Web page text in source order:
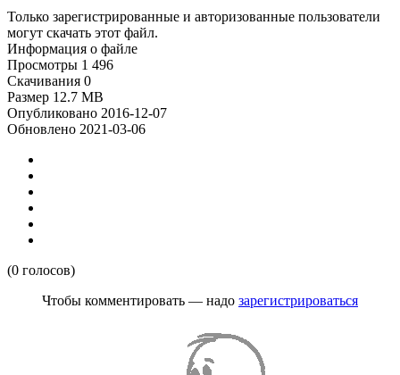
Только зарегистрированные и авторизованные пользователи
могут скачать этот файл.
Информация о файле
Просмотры 1 496
Скачивания 0
Размер 12.7 MB
Опубликовано 2016-12-07
Обновлено 2021-03-06
(0 голосов)
Чтобы комментировать — надо зарегистрироваться